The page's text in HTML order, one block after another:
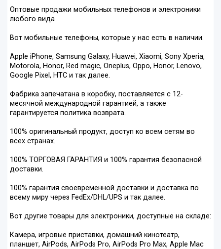
Оптовые продажи мобильных телефонов и электроники
любого вида
Вот мобильные телефоны, которые у нас есть в наличии.
Apple iPhone, Samsung Galaxy, Huawei, Xiaomi, Sony Xperia,
Motorola, Honor, Red magic, Oneplus, Oppo, Honor, Lenovo,
Google Pixel, HTC и так далее.
Фабрика запечатана в коробку, поставляется с 12-
месячной международной гарантией, а также
гарантируется политика возврата.
100% оригинальный продукт, доступ ко всем сетям во
всех странах.
100% ТОРГОВАЯ ГАРАНТИЯ и 100% гарантия безопасной
доставки.
100% гарантия своевременной доставки и доставка по
всему миру через FedEx/DHL/UPS и так далее.
Вот другие товары для электроники, доступные на складе:
Камера, игровые приставки, домашний кинотеатр,
планшет, AirPods, AirPods Pro, AirPods Pro Max, Apple Mac